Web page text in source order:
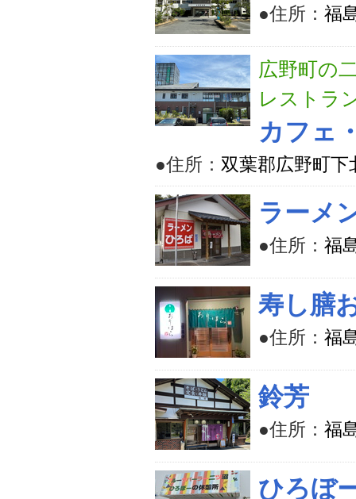
●住所： 福
広野町の
レストラ
カフェ
●住所： 双葉郡広野町下
ラーメ
●住所： 福
寿し膳
●住所： 福
鈴芳
●住所： 福
ひろぼ